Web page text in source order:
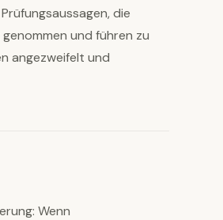
die
und führen zu
angezweifelt und
Wenn